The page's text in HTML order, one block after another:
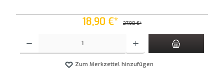
18,90 €* 27,90 €*
Zum Merkzettel hinzufügen